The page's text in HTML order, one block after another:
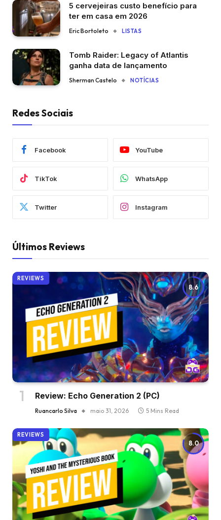
5 cervejeiras custo benefício para
ter em casa em 2026
Eric Bortoleto LISTAS
Tomb Raider: Legacy of Atlantis
ganha data de lançamento
Sherman Castelo NOTÍCIAS
Redes Sociais
Facebook YouTube
TikTok WhatsApp
Twitter Instagram
Últimos Reviews
8.6
REVIEWS
Review: Echo Generation 2 (PC)
Ruancarlo Silva maio 31, 2026 5 Mins Read
8.0
REVIEWS